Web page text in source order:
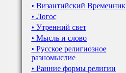
• Византийский Временник
• Логос
• Утренний свет
• Мысль и слово
• Русское религиозное
разномыслие
• Ранние формы религии